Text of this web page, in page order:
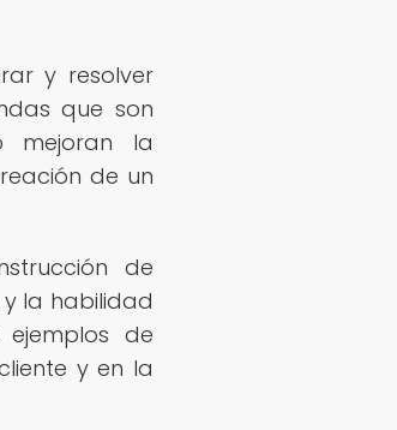
y resolver
que son
mejoran la
de un
de
la habilidad
de
y en la